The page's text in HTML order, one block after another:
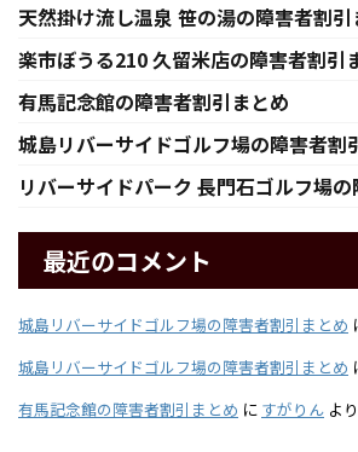
天然掛け流し温泉 笹の湯の障害者割引
楽市ぼうる210 久留米店の障害者割引
有馬記念館の障害者割引まとめ
城島リバーサイドゴルフ場の障害者割
リバーサイドパーク 長門石ゴルフ場
最近のコメント
城島リバーサイドゴルフ場の障害者割引まとめ
城島リバーサイドゴルフ場の障害者割引まとめ
有馬記念館の障害者割引まとめ に すがりん より